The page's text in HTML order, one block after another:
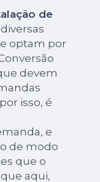
de
optam por
devem
isso, é
e
de modo
que o
aqui,